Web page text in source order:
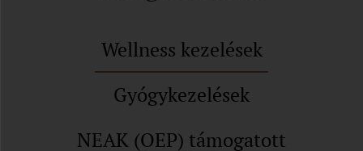
Wellness kezelések
Gyógykezelések
NEAK (OEP) támogatott